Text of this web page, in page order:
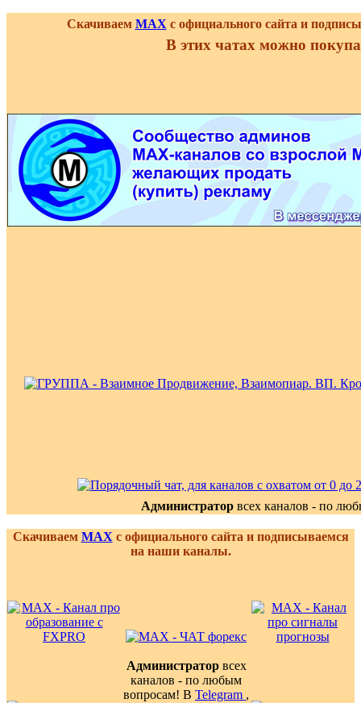
Скачиваем MAX с официального сайта и
В этих чатах можно
Администраторвсех каналов - по
Скачиваем MAX с официального сайта и подписываемся
на наши каналы.
Администраторвсех
каналов - по любым
вопросам! В Telegram ,